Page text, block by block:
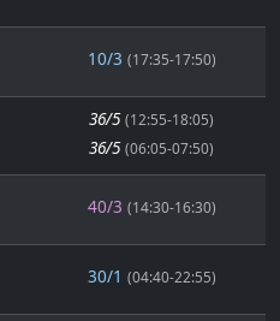
10/3 (17:35-17:50)
36/5 (12:55-18:05)
36/5 (06:05-07:50)
40/3 (14:30-16:30)
30/1 (04:40-22:55)